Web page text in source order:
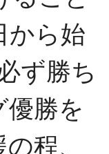
から始
ず勝ち
勝を
程、